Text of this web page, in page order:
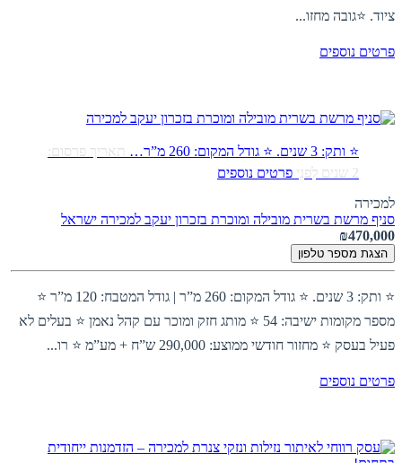
ציוד. ⭐גובה מחזו...
פרטים נוספים
⭐ ותק: 3 שנים. ⭐ גודל המקום: 260 מ”ר…
תאריך פרסום:
2 שנים לִפנֵי
פרטים נוספים
למכירה
סניף מרשת בשרית מובילה ומוכרת בזכרון יעקב למכירה ישראל
₪470,000
הצגת מספר טלפון
⭐ ותק: 3 שנים. ⭐ גודל המקום: 260 מ”ר | גודל המטבח: 120 מ”ר ⭐
מספר מקומות ישיבה: 54 ⭐ מותג חזק ומוכר עם קהל נאמן ⭐ בעלים לא
פעיל בעסק ⭐ מחזור חודשי ממוצע: 290,000 ש”ח + מע”מ ⭐ רו...
פרטים נוספים